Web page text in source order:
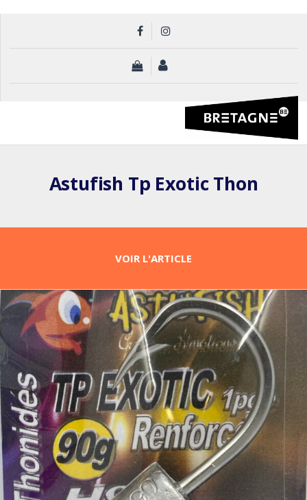
VOIR L'ARTICLE
Astufish Tp Exotic Thon